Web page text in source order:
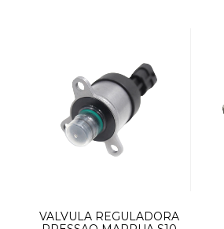
VALVULA REGULADORA